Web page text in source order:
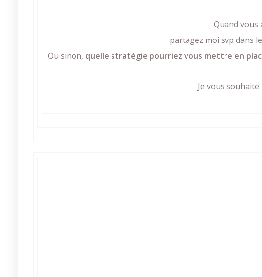
Quand vous
partagez moi svp dans
Ou sinon, quelle stratégie pourriez vous mettre en
Je vous souhaite